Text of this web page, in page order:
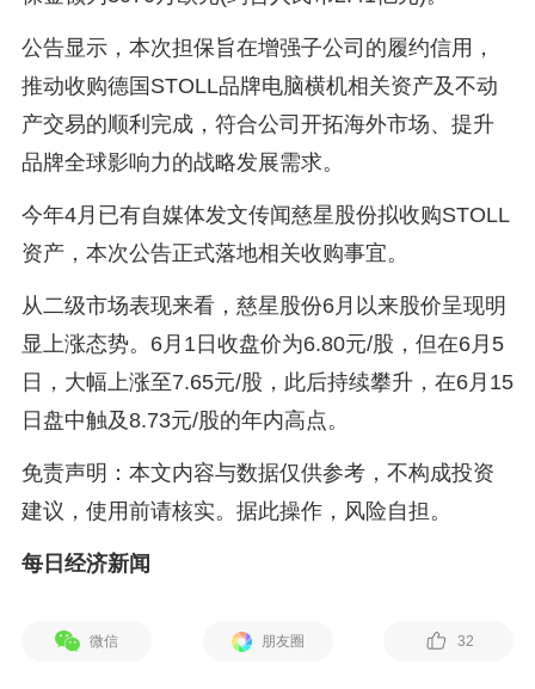
公告显示，本次担保旨在增强子公司的履约信用，
推动收购德国STOLL品牌电脑横机相关资产及不动
产交易的顺利完成，符合公司开拓海外市场、提升
品牌全球影响力的战略发展需求。
今年4月已有自媒体发文传闻慈星股份拟收购STOLL
资产，本次公告正式落地相关收购事宜。
从二级市场表现来看，慈星股份6月以来股价呈现明
显上涨态势。6月1日收盘价为6.80元/股，但在6月5
日，大幅上涨至7.65元/股，此后持续攀升，在6月15
日盘中触及8.73元/股的年内高点。
免责声明：本文内容与数据仅供参考，不构成投资
建议，使用前请核实。据此操作，风险自担。
每日经济新闻
微信 朋友圈 32